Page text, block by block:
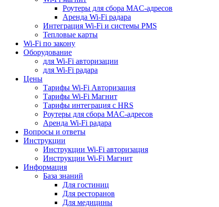
Роутеры для сбора MAC-адресов
Аренда Wi-Fi радара
Интеграция Wi-Fi и системы PMS
Тепловые карты
Wi-Fi по закону
Оборудование
для Wi-Fi авторизации
для Wi-Fi радара
Цены
Тарифы Wi-Fi Авторизация
Тарифы Wi-Fi Магнит
Тарифы интеграция с HRS
Роутеры для сбора MAC-адресов
Аренда Wi-Fi радара
Вопросы и ответы
Инструкции
Инструкции Wi-Fi авторизация
Инструкции Wi-Fi Магнит
Информация
База знаний
Для гостиниц
Для ресторанов
Для медицины